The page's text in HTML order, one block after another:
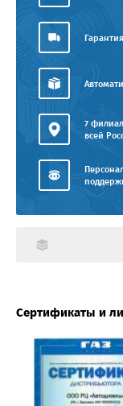
7
всей
Сертификаты и